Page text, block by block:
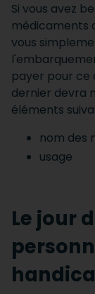
Si vous avez
médicaments
vous
payer pour ce
dernier devra
éléments
nom des
usage
Le jour